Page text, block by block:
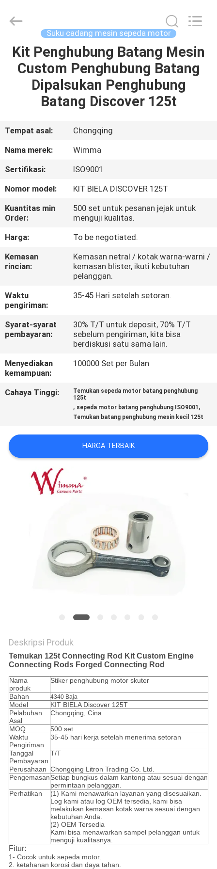
RUMAH
PRODUK
TENTANG
TUR
PABRIK
KONTROL
KUALITAS
MINTA
KUTIPAN
PETA
SITUS
KEBIJAKAN
Spare
Parts
Reserved.
Suku cadang mesin sepeda motor
Kit Penghubung Batang Mesin
Custom Penghubung Batang
Dipalsukan Penghubung
Batang Discover 125t
Tempat asal:
Chongqing
Nama merek:
Wimma
Sertifikasi:
ISO9001
Nomor model:
KIT BIELA ​​DISCOVER 125T
Kuantitas min
Order:
500 set untuk pesanan jejak untuk
menguji kualitas.
Harga:
To be negotiated.
Kemasan
rincian:
Kemasan netral / kotak warna-warni /
kemasan blister, ikuti kebutuhan
pelanggan.
Waktu
pengiriman:
35-45 Hari setelah setoran.
Syarat-syarat
pembayaran:
30% T/T untuk deposit, 70% T/T
sebelum pengiriman, kita bisa
berdiskusi satu sama lain.
Menyediakan
kemampuan:
100000 Set per Bulan
Cahaya Tinggi:
Temukan sepeda motor batang penghubung
125t
, sepeda motor batang penghubung ISO9001 ,
Temukan batang penghubung mesin kecil 125t
HARGA TERBAIK
Deskripsi Produk
Temukan 125t Connecting Rod Kit Custom Engine
Connecting Rods Forged Connecting Rod
Nama
produk
Stiker penghubung motor skuter
Bahan 4340 Baja
Model
KIT BIELA Discover 125T
Pelabuhan
Asal
Chongqing, Cina
MOQ
500 set
Waktu
Pengiriman
35-45 hari kerja setelah menerima setoran
Tanggal
Pembayaran
T/T
Perusahaan Chongqing Litron Trading Co. Ltd.
PengemasanSetiap bungkus dalam kantong atau sesuai dengan
permintaan pelanggan.
Perhatikan
(1) Kami menawarkan layanan yang disesuaikan.
Log kami atau log OEM tersedia, kami bisa
melakukan kemasan kotak warna sesuai dengan
kebutuhan Anda.
(2) OEM Tersedia
Kami bisa menawarkan sampel pelanggan untuk
menguji kualitasnya.
Fitur:
1- Cocok untuk sepeda motor.
2. ketahanan korosi dan daya tahan.